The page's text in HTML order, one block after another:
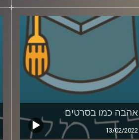
אהבה כמו בסרטים
13/02/2022